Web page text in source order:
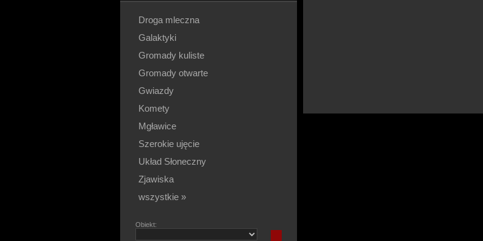
Droga mleczna
Galaktyki
Gromady kuliste
Gromady otwarte
Gwiazdy
Komety
Mgławice
Szerokie ujęcie
Układ Słoneczny
Zjawiska
wszystkie »
Obiekt: